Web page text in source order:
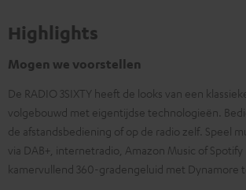
Highlights
Mogen we voorstellen
De RADIO 3SIXTY heeft de looks van een
volgebouwd met eigentijdse technologieën.
de afstandsbediening of op de radio zelf. Speel
via DAB+, internetradio, Amazon Music of
kamervullend 360-gradengeluid met Dynamore